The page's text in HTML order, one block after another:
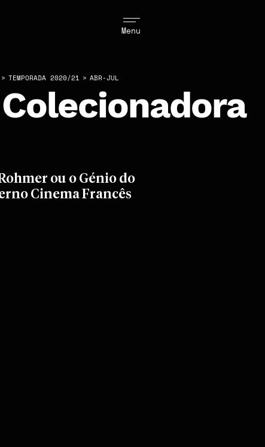
Menu
> TEMPORADA 2020/21 > ABR-JUL
ou o Génio do
Cinema Francês